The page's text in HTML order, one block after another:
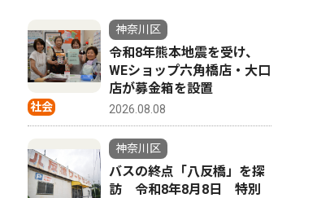
社会
神奈川区
令和8年熊本地震を受け、
WEショップ六角橋店・大口
店が募金箱を設置
2026.08.08
神奈川区
バスの終点「八反橋」を探
訪 令和8年8月8日 特別